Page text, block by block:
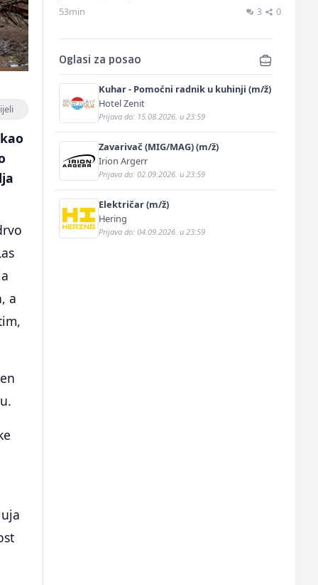
a
53min 3 0
Oglasi za posao
Kuhar - Pomoćni radnik u kuhinji (m/ž)
Hotel Zenit
Prijava do: 15.08.2026. u 23:59
Zavarivač (MIG/MAG) (m/ž)
Irion Argerr
Prijava do: 02.09.2026. u 23:59
Električar (m/ž)
Hering
Prijava do: 04.09.2026. u 23:59